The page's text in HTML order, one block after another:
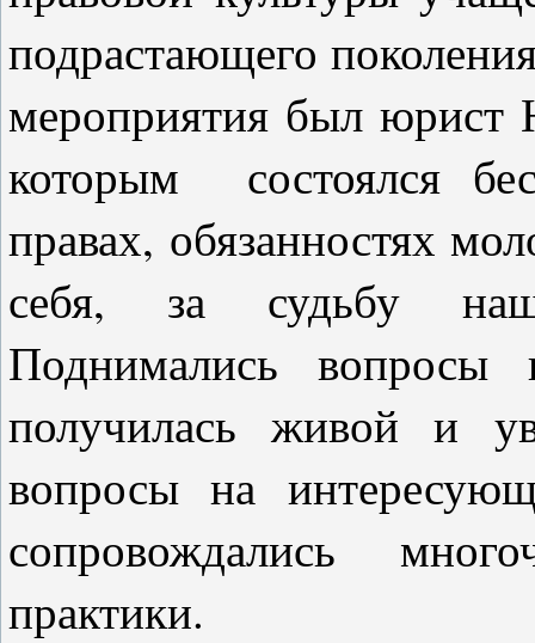
подрастающего
мероприятия был юрист
которым состоялся
правах, обязанностях
себя, за судьбу
Поднимались вопросы
получилась живой и
вопросы на
сопровождались
практики.